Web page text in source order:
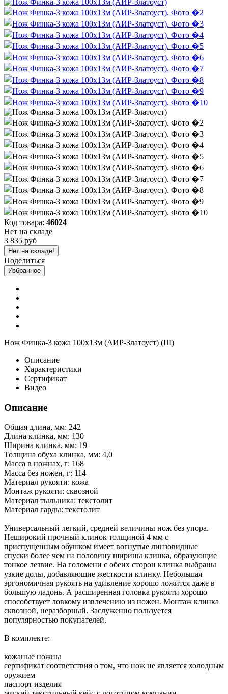
Код товара: 46024
Нет на складе
3 835 руб
Нет на складе!
Поделиться
Избранное
Нож Финка-3 кожа 100х13м (АИР-Златоуст) (Ш)
Описание
Характеристики
Сертификат
Видео
Описание
Общая длина, мм: 242
Длина клинка, мм: 130
Ширина клинка, мм: 19
Толщина обуха клинка, мм: 4,0
Масса в ножнах, г: 168
Масса без ножен, г: 114
Материал рукояти: кожа
Монтаж рукояти: сквозной
Материал тыльника: текстолит
Материал гарды: текстолит
Универсальный легкий, средней величины нож без упора.
Неширокий прочный клинок толщиной 4 мм с
приспущенным обушком имеет вогнутые линзовидные
спуски более чем на половину ширины клинка, образующие
тонкое лезвие. На голомени с обеих сторон клинка выбраны
узкие долы, добавляющие жесткости клинку. Небольшая
эргономичная рукоять на удивление хорошо ложится даже в
большую ладонь. А расширенная головка рукояти хорошо
способствует ловкому извлечению из ножен. Монтаж клинка
сквозной, неразборный. Заслуженно пользуется
популярностью покупателей.
В комплекте:
кожаные ножны
сертификат соответствия о том, что нож не является холодным
оружием
паспорт изделия